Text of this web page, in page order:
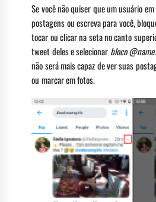
Se você não quiser que um usuário
postagens ou escreva para você,
tocar ou clicar na seta no canto
tweet deles e selecionar bloco @name
não será mais capaz de ver suas
ou marcar em fotos.